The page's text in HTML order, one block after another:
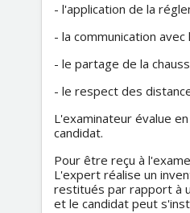
- l'application de la
- la communication
- le partage de la
- le respect des
L'examinateur évalue
candidat.
Pour être reçu à
L'expert réalise un
restitués par rapport à
et le candidat peut